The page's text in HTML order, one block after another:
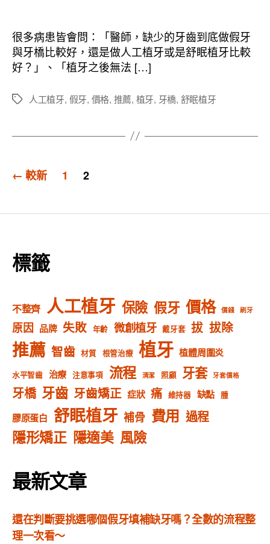
者
佈
日
期
很多病患皆會問：「醫師，缺少的牙齒到底做假牙
與牙橋比較好，還是做人工植牙或是舒眠植牙比較
好？」、「植牙之後無法 […]
標
人工植牙, 假牙, 價格, 推薦, 植牙, 牙橋, 舒眠植牙
文
分
← 較新 1 2
標籤
不整齊 人工植牙 保險 假牙 價格 價錢 刷牙
原因 品牌 失敗 年齡 微創植牙 戴牙套 拔 拔除
推薦 智齒 材質 根管治療 植牙 植體周圍炎
水平智齒 治療 注意事項 流程 清潔 照顧 牙套 牙套價格
牙橋 牙齒 牙齒矯正 症狀 痛 維持器 缺點 腫
膠原蛋白 舒眠植牙 補骨 費用 過程
隱形矯正 隱適美 風險
最新文章
還在判斷要挑選哪個假牙填補缺牙嗎？全數的流程整
理一次看～